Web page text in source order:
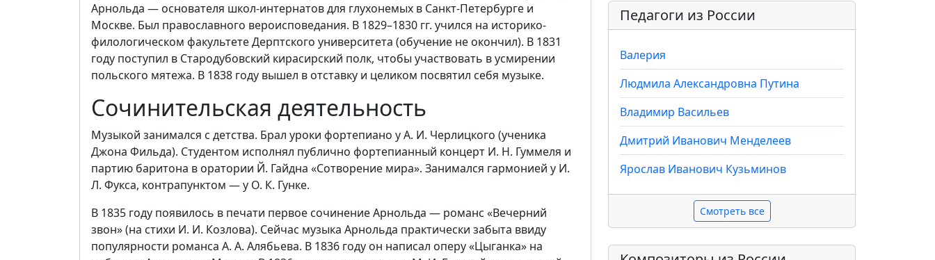
Арнольда — основателя школ-интернатов для глухонемых в Санкт-Петербурге и
Москве. Был православного вероисповедания. В 1829–1830 гг. учился на историко-
филологическом факультете Дерптского университета (обучение не окончил). В 1831
году поступил в Стародубовский кирасирский полк, чтобы участвовать в усмирении
польского мятежа. В 1838 году вышел в отставку и целиком посвятил себя музыке.
Сочинительская деятельность
Музыкой занимался с детства. Брал уроки фортепиано у А. И. Черлицкого (ученика
Джона Фильда). Студентом исполнял публично фортепианный концерт И. Н. Гуммеля и
партию баритона в оратории Й. Гайдна «Сотворение мира». Занимался гармонией у И.
Л. Фукса, контрапунктом — у О. К. Гунке.
В 1835 году появилось в печати первое сочинение Арнольда — романс «Вечерний
звон» (на стихи И. И. Козлова). Сейчас музыка Арнольда практически забыта ввиду
популярности романса А. А. Алябьева. В 1836 году он написал оперу «Цыганка» на
Педагоги из России
Валерия
Людмила Александровна Путина
Владимир Васильев
Дмитрий Иванович Менделеев
Ярослав Иванович Кузьминов
Смотреть все